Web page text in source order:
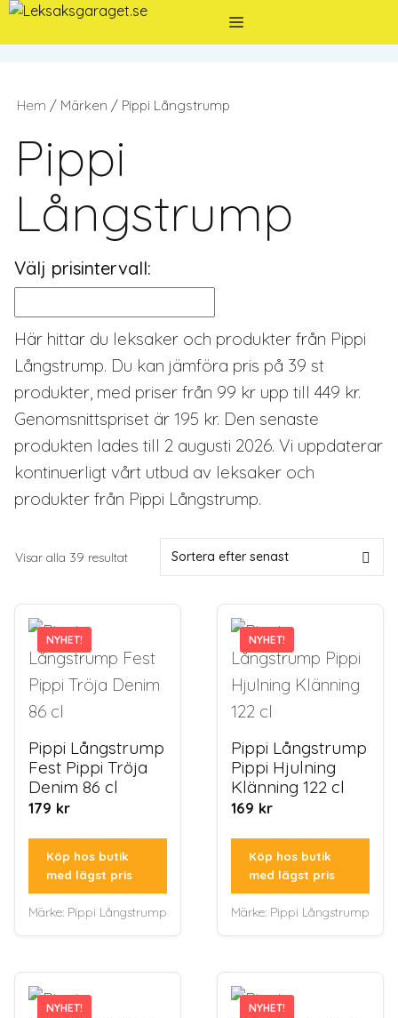
Hoppa
till
Meny
Hem / Märken / Pippi Långstrump
Pippi
Långstrump
Välj prisintervall:
Här hittar du leksaker och produkter från Pippi
Långstrump. Du kan jämföra pris på 39 st
produkter, med priser från 99 kr upp till 449 kr.
Genomsnittspriset är 195 kr. Den senaste
produkten lades till 2 augusti 2026. Vi uppdaterar
kontinuerligt vårt utbud av leksaker och
produkter från Pippi Långstrump.
Visar alla 39 resultatSortera
NYHET!
NYHET!
Pippi Långstrump
Fest Pippi Tröja
Denim 86 cl
179 kr
Köp hos butik
med lägst pris
Märke: Pippi Långstrump
NYHET!
NYHET!
Pippi Långstrump
Pippi Hjulning
Klänning 122 cl
169 kr
Köp hos butik
med lägst pris
Märke: Pippi Långstrump
NYHET!
NYHET! NYHET!
NYHET!